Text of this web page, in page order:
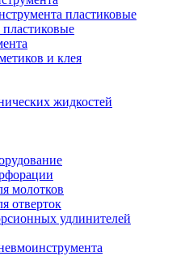
пластиковые
и клея
жидкостей
молотков
отверток
удлинителей